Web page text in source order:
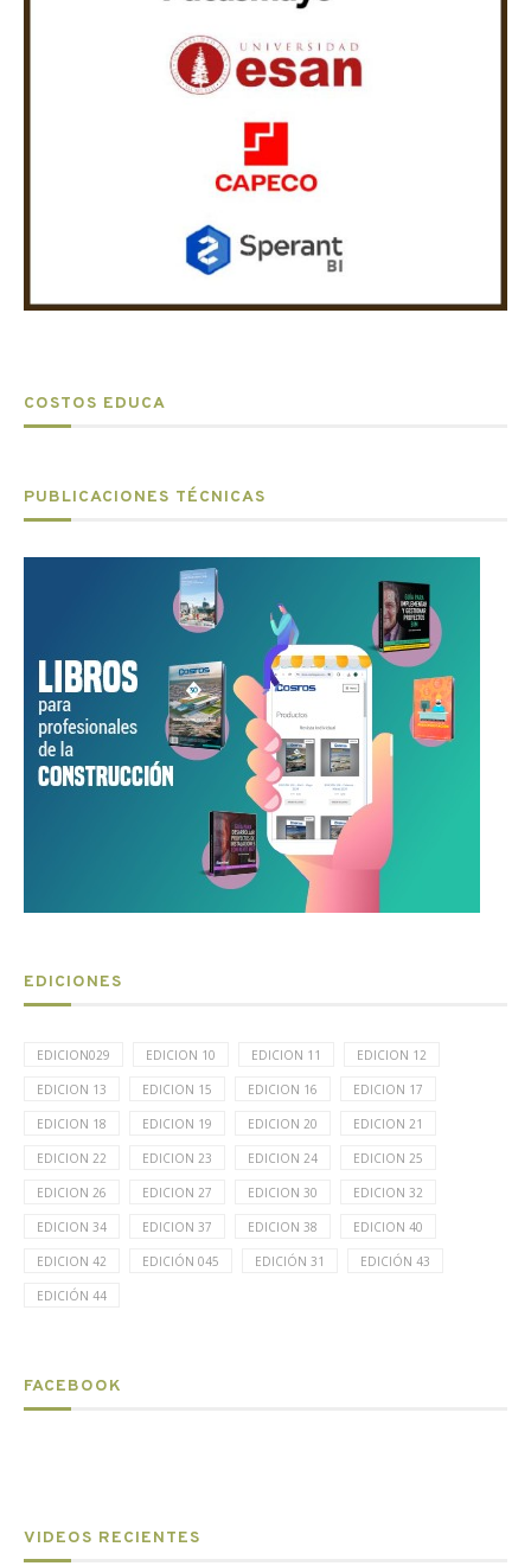
COSTOS EDUCA
PUBLICACIONES TÉCNICAS
EDICIONES
EDICION029 EDICION 10 EDICION 11 EDICION 12
EDICION 13 EDICION 15 EDICION 16 EDICION 17
EDICION 18 EDICION 19 EDICION 20 EDICION 21
EDICION 22 EDICION 23 EDICION 24 EDICION 25
EDICION 26 EDICION 27 EDICION 30 EDICION 32
EDICION 34 EDICION 37 EDICION 38 EDICION 40
EDICION 42 EDICIÓN 045 EDICIÓN 31 EDICIÓN 43
EDICIÓN 44
FACEBOOK
VIDEOS RECIENTES